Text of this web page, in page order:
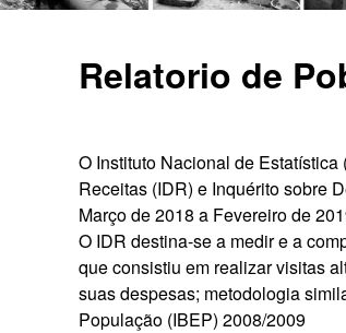
Relatorio de
O Instituto Nacional de
Receitas (IDR) e Inquérito sobre
Março de 2018 a Fevereiro de
O IDR destina-se a medir e a
que consistiu em realizar visitas
suas despesas; metodologia
População (IBEP) 2008/2009